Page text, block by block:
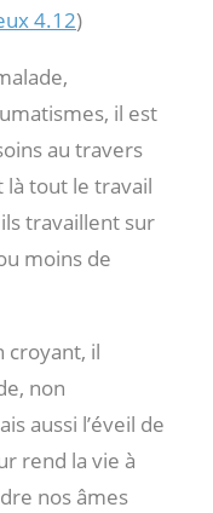
4.12)
il est
au travers
là tout le travail
travaillent sur
moins de
croyant, il
non
aussi l’éveil de
rend la vie à
nos âmes